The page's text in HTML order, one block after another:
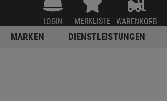
LOGIN MERKLISTE WARENKORB
MARKEN DIENSTLEISTUNGEN